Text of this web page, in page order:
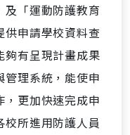
及「運動防護教育
供申請學校資料查
夠有呈現計畫成果
管理系統，能使申
，更加快速完成申
所進用防護人員